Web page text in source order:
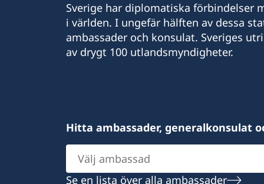
Sverige har diplomatiska förbindelser
i världen. I ungefär hälften av dessa
ambassader och konsulat. Sveriges
av drygt 100 utlandsmyndigheter.
Hitta ambassader, generalkonsulat
Välj
ambassad
Se en lista över alla ambassader